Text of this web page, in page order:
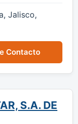
Jalisco,
Contacto
S.A. DE